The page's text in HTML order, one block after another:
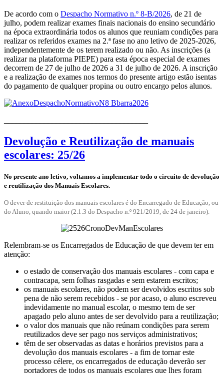
De acordo com o Despacho Normativo n.º 8-B/2026, de 21 de
julho, podem realizar exames finais nacionais do ensino secundário
na época extraordinária todos os alunos que reuniam condições para
realizar os referidos exames na 2.ª fase no ano letivo de 2025-2026,
independentemente de os terem realizado ou não. As inscrições (a
realizar na plataforma PIEPE) para esta época especial de exames
decorrem de 27 de julho de 2026 a 31 de julho de 2026. A inscrição
e a realização de exames nos termos do presente artigo estão isentas
do pagamento de qualquer propina ou outro encargo pelos alunos.
Devolução e Reutilização de manuais
escolares: 25/26
No presente ano letivo, voltamos a implementar todo o circuito de devolução
e reutilização dos Manuais Escolares.
O dever de restituição dos manuais escolares é do Encarregado de Educação, ou
do Aluno, quando maior (2.1.3 do Despacho n.º 921/2019, de 24 de janeiro).
Relembram-se os Encarregados de Educação de que devem ter em
atenção:
o estado de conservação dos manuais escolares - com capa e
contracapa, sem folhas rasgadas e sem estarem escritos;
os manuais escolares, não podem ser devolvidos escritos sob
pena de não serem recebidos - se por acaso, o aluno escreveu
indevidamente no manual escolar, o mesmo tem de ser
apagado pelo aluno antes de ser devolvido para a reutilização;
o valor dos manuais que não reúnam condições para serem
reutilizados deve ser pago nos serviços administrativos;
têm de ser observadas as datas e horários previstos para a
devolução dos manuais escolares - a fim de tornar este
processo célere, os encarregados de educação deverão ser
portadores de todos os manuais escolares que lhes foram